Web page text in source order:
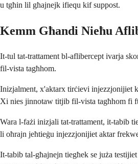
u tgħin lil għajnejk ifiequ kif suppost.
Kemm Għandi Nieħu
It-tul tat-trattament bl-aflibercept ivarja
fil-vista tagħhom.
Inizjalment, x'aktarx tirċievi injezzjonijiet
Xi nies jinnotaw titjib fil-vista tagħhom fi
Wara l-fażi inizjali tat-trattament, it-tabib
li oħrajn jeħtieġu injezzjonijiet aktar
It-tabib tal-għajnejn tiegħek se juża